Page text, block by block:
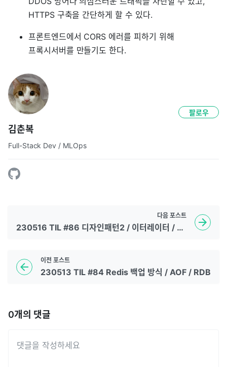
HTTPS 구축을 간단하게 할 수 있다.
프론트엔드에서 CORS 에러를 피하기 위해
프록시서버를 만들기도 한다.
김춘복
Full-Stack Dev / MLOps
팔로우
이전 포스트
230513 TIL #84 Redis 백업 방식 / AOF / RDB
다음 포스트
230516 TIL #86 디자인패턴2 / 이터레이터 / 노출모듈 / MVC
0개의 댓글